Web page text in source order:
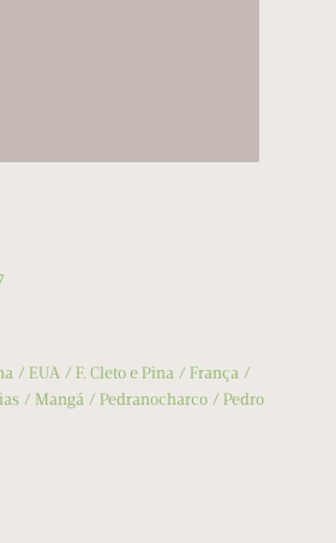
EUA F. Cleto e Pina
França
Mangá Pedranocharco
Pedro